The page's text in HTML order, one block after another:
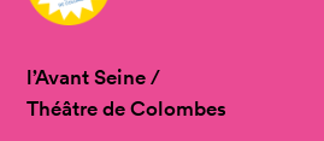
l’Avant Seine /
Théâtre de Colombes